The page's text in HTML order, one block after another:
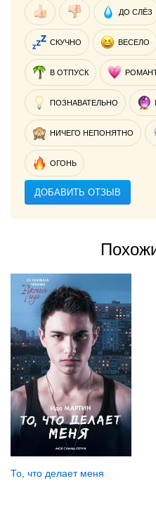
ДО СЛЁЗ
СКУЧНО ВЕСЕЛО
В ОТПУСК
ПОЗНАВАТЕЛЬНО
НИЧЕГО НЕПОНЯТНО
ОГОНЬ
ДОБАВИТЬ ОТЗЫВ
То, что делает меня